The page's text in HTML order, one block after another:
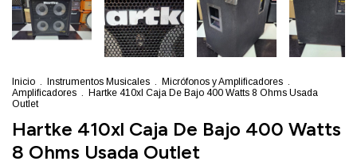
Inicio . Instrumentos Musicales . Micrófonos y Amplificadores .
Amplificadores .
Hartke 410xl Caja De Bajo 400 Watts 8 Ohms Usada
Outlet
Hartke 410xl Caja De Bajo 400 Watts
8 Ohms Usada Outlet